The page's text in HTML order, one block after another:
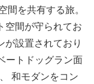
を共有する旅。
空間が守られてお
が設置されており
ートドッグラン面
和モダンをコン